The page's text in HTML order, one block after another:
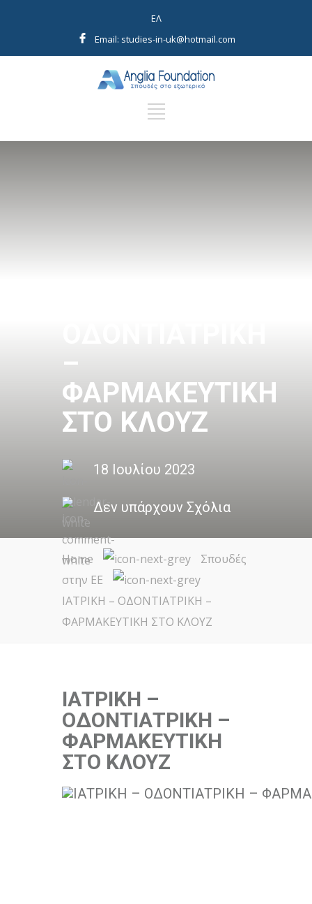
EΛ
Email: studies-in-uk@hotmail.com
–
ΦΑΡΜΑΚΕΥΤΙΚΗ
ΣΤΟ ΚΛΟΥΖ
18 Ιουλίου 2023
Δεν υπάρχουν Σχόλια
Home
Σπουδές
στην ΕΕ
ΙΑΤΡΙΚΗ – ΟΔΟΝΤΙΑΤΡΙΚΗ –
ΦΑΡΜΑΚΕΥΤΙΚΗ ΣΤΟ ΚΛΟΥΖ
ΙΑΤΡΙΚΗ –
ΟΔΟΝΤΙΑΤΡΙΚΗ –
ΦΑΡΜΑΚΕΥΤΙΚΗ
ΣΤΟ ΚΛΟΥΖ